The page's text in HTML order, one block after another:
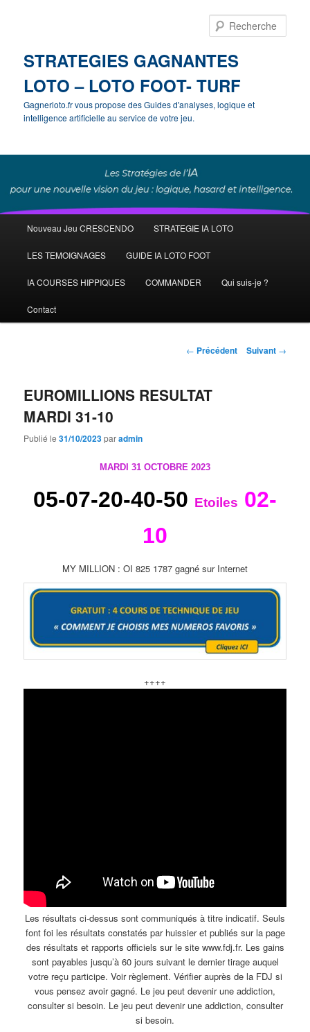
STRATEGIES GAGNANTES
LOTO – LOTO FOOT- TURF
Gagnerloto.fr vous propose des Guides d'analyses, logique et
intelligence artificielle au service de votre jeu.
principal
Aller
au
contenu
Nouveau Jeu CRESCENDO STRATEGIE IA LOTO
LES TEMOIGNAGES GUIDE IA LOTO FOOT
IA COURSES HIPPIQUES COMMANDER Qui suis-je ?
Contact
Navigation
← Précédent Suivant →
EUROMILLIONS RESULTAT
MARDI 31-10
Publié le31/10/2023paradmin
MARDI 31 OCTOBRE 2023
05-07-20-40-50 Etoiles 02-
10
MY MILLION : OI 825 1787 gagné sur Internet
++++
Les résultats ci-dessus sont communiqués à titre indicatif. Seuls
font foi les résultats constatés par huissier et publiés sur la page
des résultats et rapports officiels sur le site www.fdj.fr. Les gains
sont payables jusqu’à 60 jours suivant le dernier tirage auquel
votre reçu participe. Voir règlement. Vérifier auprès de la FDJ si
vous pensez avoir gagné. Le jeu peut devenir une addiction,
consulter si besoin. Le jeu peut devenir une addiction, consulter
si besoin.